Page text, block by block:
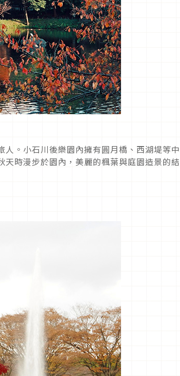
。小石川後樂園內擁有圓月橋、西湖堤等中
時漫步於園內，美麗的楓葉與庭園造景的結